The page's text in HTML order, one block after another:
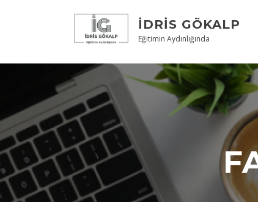
İDRIS GÖKALP
Eğitimin Aydınlığında